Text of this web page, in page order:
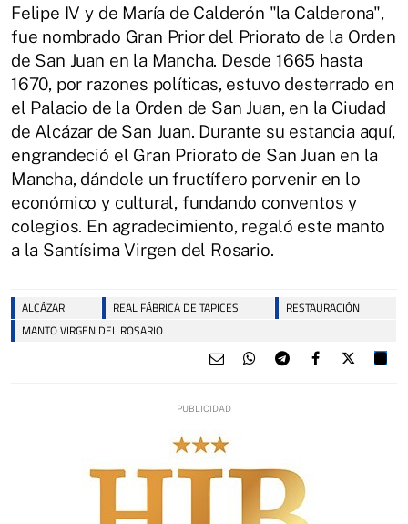
Felipe IV y de María de Calderón "la Calderona",
fue nombrado Gran Prior del Priorato de la Orden
de San Juan en la Mancha. Desde 1665 hasta
1670, por razones políticas, estuvo desterrado en
el Palacio de la Orden de San Juan, en la Ciudad
de Alcázar de San Juan. Durante su estancia aquí,
engrandeció el Gran Priorato de San Juan en la
Mancha, dándole un fructífero porvenir en lo
económico y cultural, fundando conventos y
colegios. En agradecimiento, regaló este manto
a la Santísima Virgen del Rosario.
ALCÁZAR REAL FÁBRICA DE TAPICES
RESTAURACIÓN
MANTO VIRGEN DEL ROSARIO